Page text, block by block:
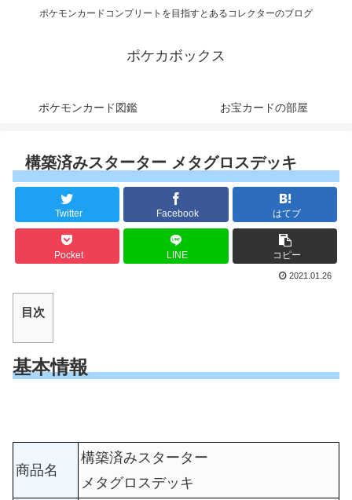
ポケモンカードコンプリートを目指すとあるコレクターのブログ
ポケカボックス
ポケモンカード図鑑 お宝カードの部屋
構築済みスターター メタグロスデッキ
Twitter Facebook はてブ
Pocket LINE コピー
2021.01.26
目次
基本情報
商品名
構築済みスターター
メタグロスデッキ